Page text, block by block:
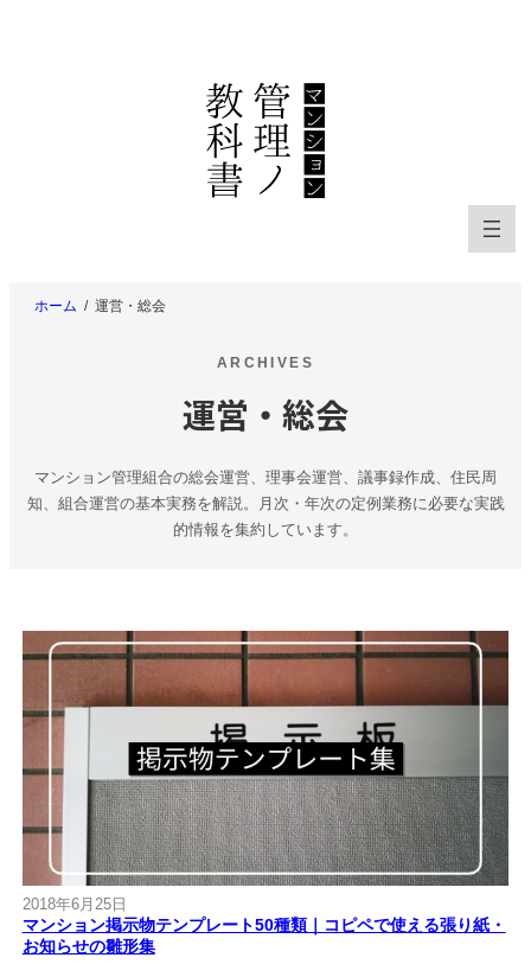
ホーム 運営・総会
ARCHIVES
運営・総会
マンション管理組合の総会運営、理事会運営、議事録作成、住民周
知、組合運営の基本実務を解説。月次・年次の定例業務に必要な実践
的情報を集約しています。
2018年6月25日
マンション掲示物テンプレート50種類｜コピペで使える張り紙・
お知らせの雛形集